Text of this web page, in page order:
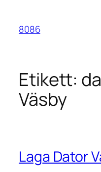
innehåll
8086
Etikett:
Väsby
Laga Dator